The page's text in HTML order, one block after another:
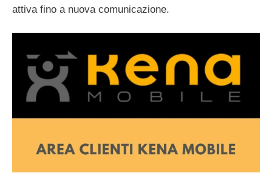
attiva fino a nuova comunicazione.